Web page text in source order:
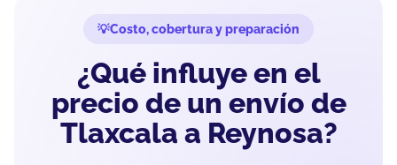
Costo, cobertura y preparación
¿Qué influye en el
precio de un envío de
Tlaxcala a Reynosa?